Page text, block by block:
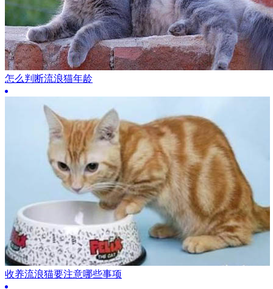
怎么判断流浪猫年龄
收养流浪猫要注意哪些事项